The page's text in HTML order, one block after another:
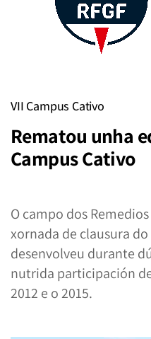
VII Campus Cativo
Rematou unha
Campus Cativo
O campo dos
xornada de clausura do
desenvolveu durante
nutrida participación
2012 e o 2015.